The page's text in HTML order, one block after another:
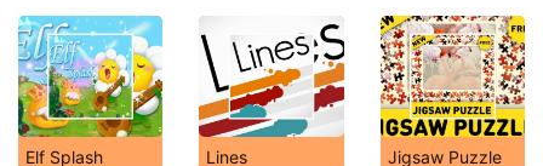
Elf Splash Lines Jigsaw Puzzle